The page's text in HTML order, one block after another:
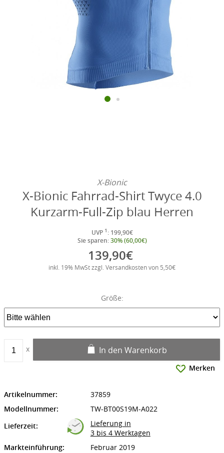
X-Bionic
X-Bionic Fahrrad-Shirt Twyce 4.0
Kurzarm-Full-Zip blau Herren
UVP 1 : 199,90€
Sie sparen:30% (60,00€)
139,90€
inkl. 19% MwSt zzgl. Versandkosten von 5,50€
Größe:
In den Warenkorb
Merken
Artikelnummer:
37859
Modellnummer:
TW-BT00S19M-A022
Lieferzeit:
Lieferung in
3 bis 4 Werktagen
Markteinführung:
Februar 2019